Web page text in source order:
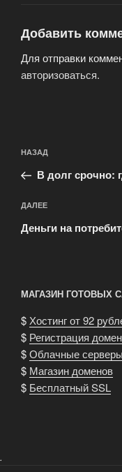
Добавить
Для отправки
авторизоваться.
по
записям
Предыдущая
запись:
НАЗАД
В долг срочно:
Следующая
запись
ДАЛЕЕ
Деньги на
МАГАЗИН ГОТОВЫХ
$Хостинг от 92
$ Регистрация
$Облачные серверы
$ Магазин доменов
$ Бесплатный SSL
.